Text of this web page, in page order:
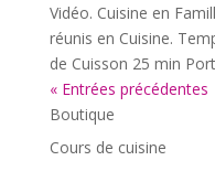
Vidéo. Cuisine en
réunis en Cuisine.
de Cuisson 25 min
« Entrées précédentes
Boutique
Cours de cuisine